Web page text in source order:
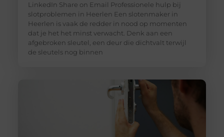
LinkedIn Share on Email Professionele hulp bij
slotproblemen in Heerlen Een slotenmaker in
Heerlen is vaak de redder in nood op momenten
dat je het het minst verwacht. Denk aan een
afgebroken sleutel, een deur die dichtvalt terwijl
de sleutels nog binnen